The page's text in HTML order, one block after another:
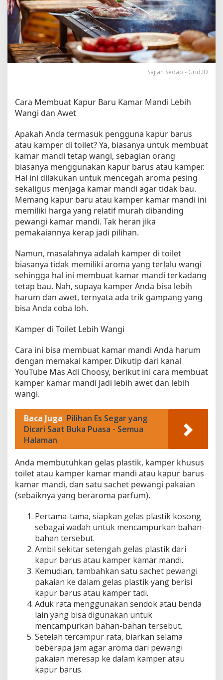
a
n
g
H
a
r
i
p
e
m
b
u
a
t
K
a
m
p
e
K
a
m
M
T
a
h
a
a
m
a
Sajian Sedap - Grid.ID
Cara Membuat Kapur Baru Kamar Mandi Lebih
Wangi dan Awet
Apakah Anda termasuk pengguna kapur barus
atau kamper di toilet? Ya, biasanya untuk membuat
kamar mandi tetap wangi, sebagian orang
biasanya menggunakan kapur barus atau kamper.
Hal ini dilakukan untuk mencegah aroma pesing
sekaligus menjaga kamar mandi agar tidak bau.
Memang kapur baru atau kamper kamar mandi ini
memiliki harga yang relatif murah dibanding
pewangi kamar mandi. Tak heran jika
pemakaiannya kerap jadi pilihan.
Namun, masalahnya adalah kamper di toilet
biasanya tidak memiliki aroma yang terlalu wangi
sehingga hal ini membuat kamar mandi terkadang
tetap bau. Nah, supaya kamper Anda bisa lebih
harum dan awet, ternyata ada trik gampang yang
bisa Anda coba loh.
Kamper di Toilet Lebih Wangi
Cara ini bisa membuat kamar mandi Anda harum
dengan memakai kamper. Dikutip dari kanal
YouTube Mas Adi Choosy, berikut ini cara membuat
kamper kamar mandi jadi lebih awet dan lebih
wangi.
Baca Juga Pilihan Es Segar yang
Dicari Saat Buka Puasa - Semua
Halaman
Anda membutuhkan gelas plastik, kamper khusus
toilet atau kamper kamar mandi atau kapur barus
kamar mandi, dan satu sachet pewangi pakaian
(sebaiknya yang beraroma parfum).
Pertama-tama, siapkan gelas plastik kosong
sebagai wadah untuk mencampurkan bahan-
bahan tersebut.
Ambil sekitar setengah gelas plastik dari
kapur barus atau kamper kamar mandi.
Kemudian, tambahkan satu sachet pewangi
pakaian ke dalam gelas plastik yang berisi
kapur barus atau kamper tadi.
Aduk rata menggunakan sendok atau benda
lain yang bisa digunakan untuk
mencampurkan bahan-bahan tersebut.
Setelah tercampur rata, biarkan selama
beberapa jam agar aroma dari pewangi
pakaian meresap ke dalam kamper atau
kapur barus.